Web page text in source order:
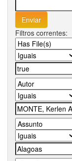
Filtros correntes: